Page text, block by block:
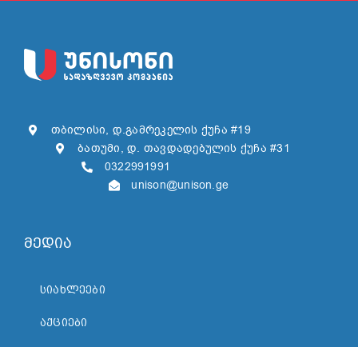
თბილისი, დ.გამრეკელის ქუჩა #19
ბათუმი, დ. თავდადებულის ქუჩა #31
0322991991
unison@unison.ge
მედია
ᲡᲘᲐᲮᲚᲔᲔᲑᲘ
ᲐᲥᲪᲘᲔᲑᲘ